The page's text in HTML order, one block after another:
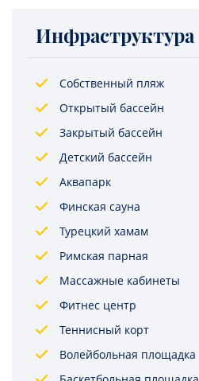
Инфраструктура
Собственный пляж
Открытый бассейн
Закрытый бассейн
Детский бассейн
Аквапарк
Финская сауна
Турецкий хамам
Римская парная
Массажные кабинеты
Фитнес центр
Теннисный корт
Волейбольная площадка